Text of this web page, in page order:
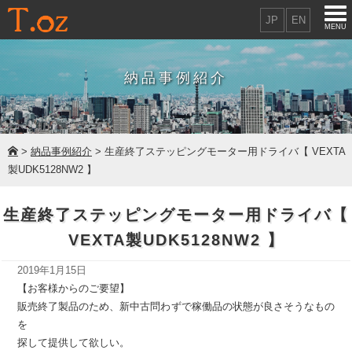
MENU
JP EN
納品事例紹介
> 納品事例紹介 > 生産終了ステッピングモーター用ドライバ【 VEXTA
製UDK5128NW2 】
生産終了ステッピングモーター用ドライバ【
VEXTA製UDK5128NW2 】
2019年1月15日
【お客様からのご要望】
販売終了製品のため、新中古問わずで稼働品の状態が良さそうなもの
を
探して提供して欲しい。